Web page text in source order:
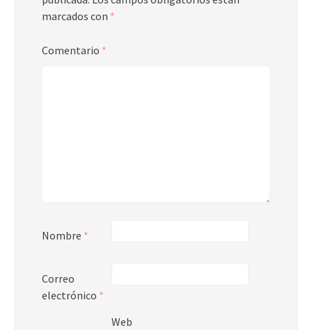
marcados con *
Comentario *
Nombre *
Correo
electrónico *
Web